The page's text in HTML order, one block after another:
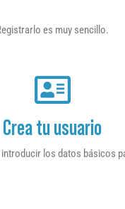
es muy sencillo.
Crea tu usuario
los datos básicos